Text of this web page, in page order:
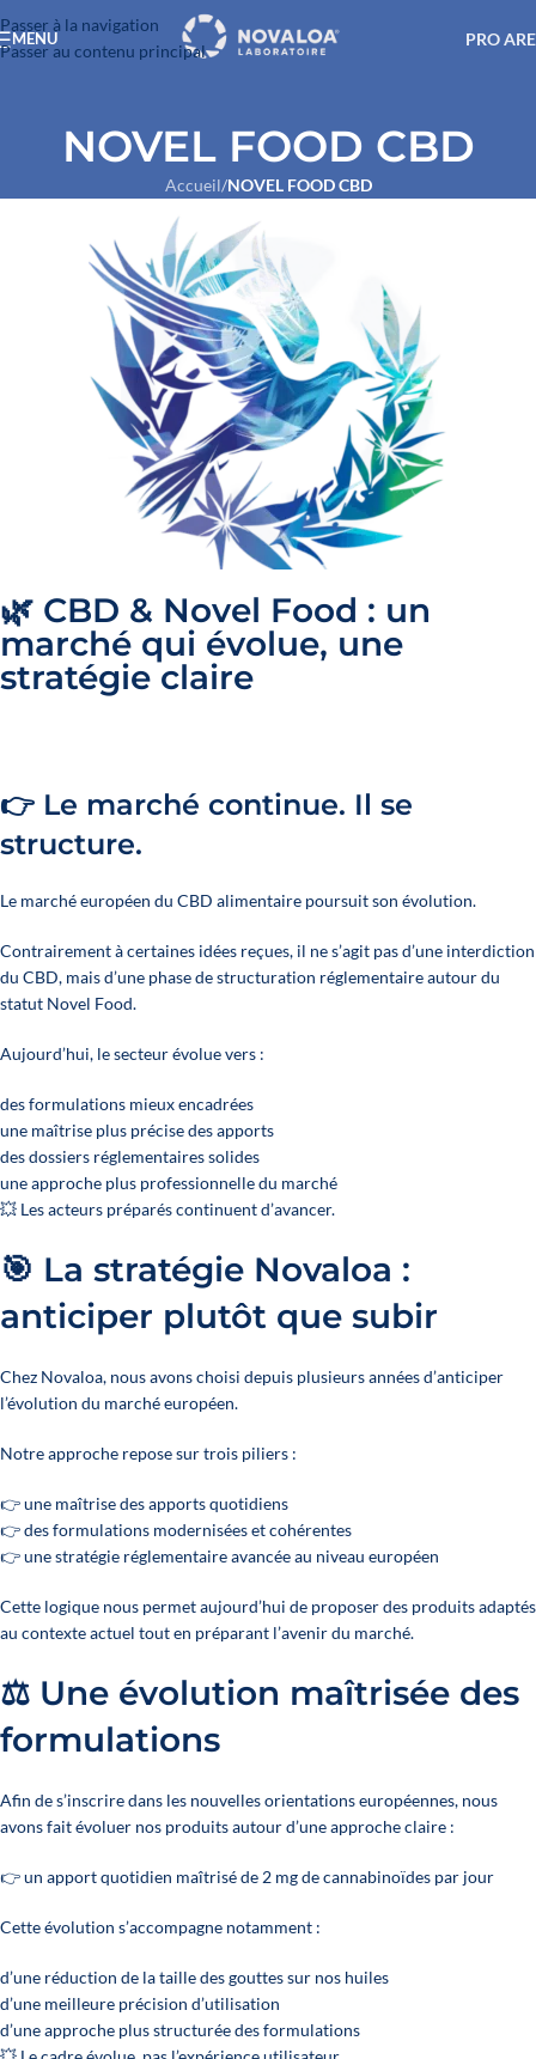
Passer à la navigation
Passer au contenu principal
MENU PRO
NOVEL FOOD CBD
Accueil/NOVEL FOOD CBD
🌿 CBD & Novel Food : un
marché qui évolue, une
stratégie claire
👉 Le marché continue. Il se
structure.
Le marché européen du CBD alimentaire poursuit son évolution.
Contrairement à certaines idées reçues, il ne s’agit pas d’une interdiction
du CBD, mais d’une phase de structuration réglementaire autour du
statut Novel Food.
Aujourd’hui, le secteur évolue vers :
des formulations mieux encadrées
une maîtrise plus précise des apports
des dossiers réglementaires solides
une approche plus professionnelle du marché
💥 Les acteurs préparés continuent d’avancer.
🎯 La stratégie Novaloa :
anticiper plutôt que subir
Chez Novaloa, nous avons choisi depuis plusieurs années d’anticiper
l’évolution du marché européen.
Notre approche repose sur trois piliers :
👉 une maîtrise des apports quotidiens
👉 des formulations modernisées et cohérentes
👉 une stratégie réglementaire avancée au niveau européen
Cette logique nous permet aujourd’hui de proposer des produits adaptés
au contexte actuel tout en préparant l’avenir du marché.
⚖️ Une évolution maîtrisée des
formulations
Afin de s’inscrire dans les nouvelles orientations européennes, nous
avons fait évoluer nos produits autour d’une approche claire :
👉 un apport quotidien maîtrisé de 2 mg de cannabinoïdes par jour
Cette évolution s’accompagne notamment :
d’une réduction de la taille des gouttes sur nos huiles
d’une meilleure précision d’utilisation
d’une approche plus structurée des formulations